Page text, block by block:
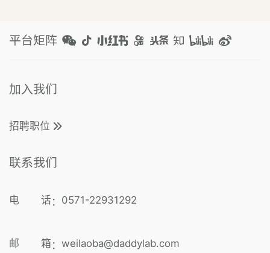
平台矩阵
加入我们
招聘职位
联系我们
电 话 ： 0571-22931292
邮 箱 ： weilaoba@daddylab.com